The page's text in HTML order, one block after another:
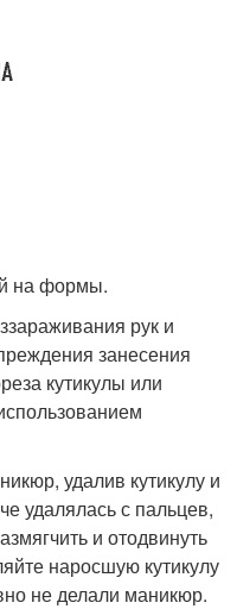
на формы.
рук и
занесения
кутикулы или
удалив кутикулу и
удалялась с пальцев,
и отодвинуть
наросшую кутикулу
не делали маникюр.